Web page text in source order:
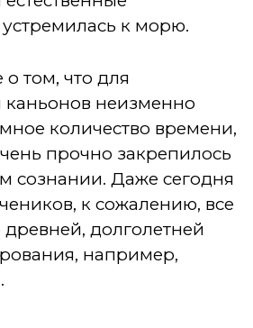
к морю.
том, что для
неизменно
количество времени,
прочно закрепилось
сознании. Даже сегодня
к сожалению, все
долголетней
например,